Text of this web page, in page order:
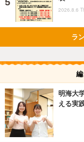
2026.8.6
ラ
明海大
える実